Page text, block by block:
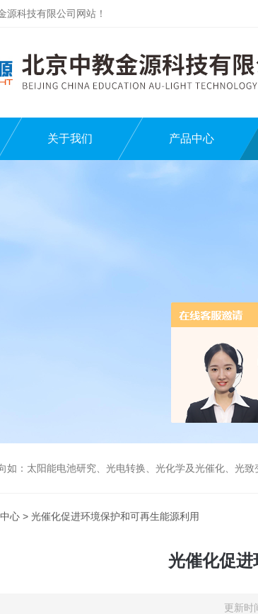
源科技有限公司网站！
关于我们 产品中心
：太阳能电池研究、光电转换、光化学及光催化、光致变色、表
心 > 光催化促进环境保护和可再生能源利用
光催化促进
更新